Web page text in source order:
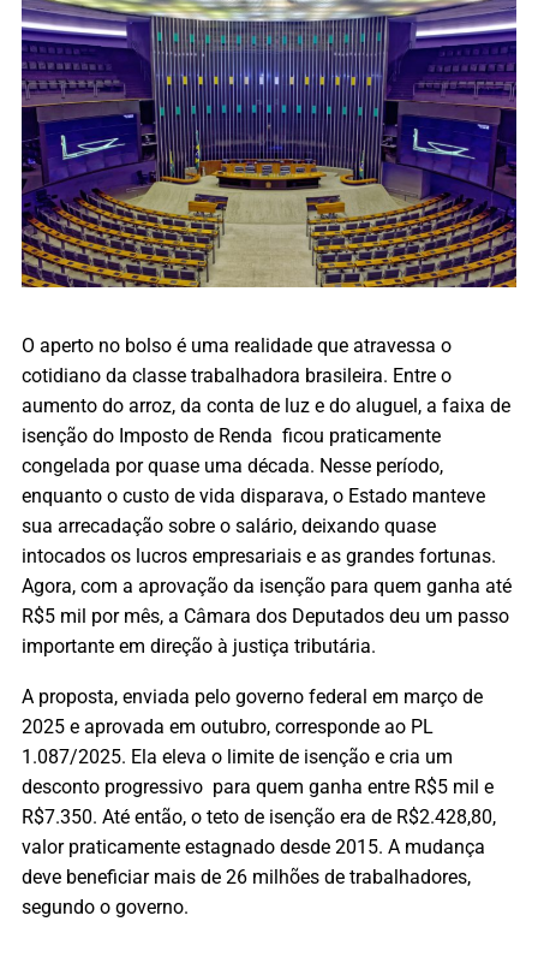
O aperto no bolso é uma realidade que atravessa o
cotidiano da classe trabalhadora brasileira. Entre o
aumento do arroz, da conta de luz e do aluguel, a faixa de
isenção do Imposto de Renda ficou praticamente
congelada por quase uma década. Nesse período,
enquanto o custo de vida disparava, o Estado manteve
sua arrecadação sobre o salário, deixando quase
intocados os lucros empresariais e as grandes fortunas.
Agora, com a aprovação da isenção para quem ganha até
R$5 mil por mês, a Câmara dos Deputados deu um passo
importante em direção à justiça tributária.
A proposta, enviada pelo governo federal em março de
2025 e aprovada em outubro, corresponde ao PL
1.087/2025. Ela eleva o limite de isenção e cria um
desconto progressivo para quem ganha entre R$5 mil e
R$7.350. Até então, o teto de isenção era de R$2.428,80,
valor praticamente estagnado desde 2015. A mudança
deve beneficiar mais de 26 milhões de trabalhadores,
segundo o governo.